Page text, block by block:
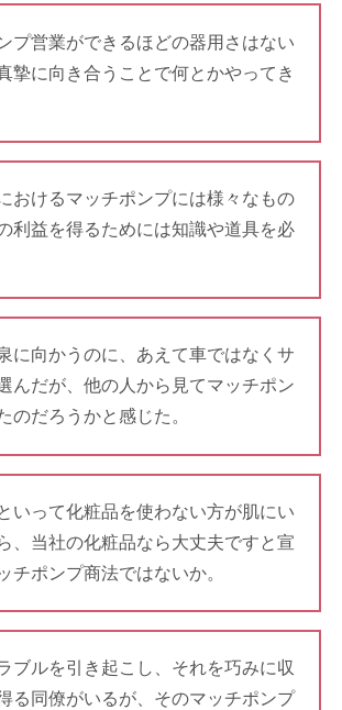
プ営業ができるほどの器用さはない
摯に向き合うことで何とかやってき
おけるマッチポンプには様々なもの
利益を得るためには知識や道具を必
に向かうのに、あえて車ではなくサ
んだが、他の人から見てマッチポン
のだろうかと感じた。
いって化粧品を使わない方が肌にい
、当社の化粧品なら大丈夫ですと宣
チポンプ商法ではないか。
ブルを引き起こし、それを巧みに収
る同僚がいるが、そのマッチポンプ